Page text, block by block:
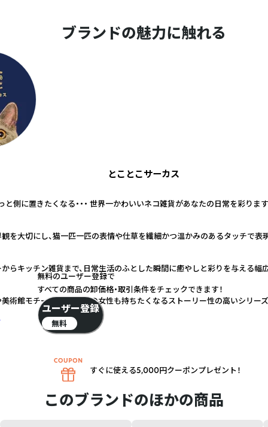
ブランドの魅力に触れる
とことこサーカス
と側に置きたくなる・・・ 世界一かわいいネコ雑貨があなたの日常を彩ります
を大切にし、猫一匹一匹の表情や仕草を繊細かつ温かみのあるタッチで表
らキッチン雑貨まで、日常生活のふとした瞬間に癒やしと彩りを与える幅
術館モチーフなど、大人の女性も持ちたくなるストーリー性の高いシリー
このブランドのほかの商品
無料のユーザー登録で
すべての商品の卸価格・取引条件をチェックできます！
ユーザー登録
無料
すぐに使える5,000円クーポンプレゼント！